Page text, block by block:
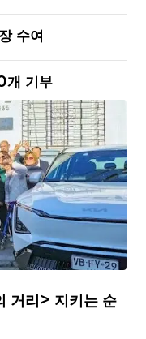
수여
개 기부
거리> 지키는 순